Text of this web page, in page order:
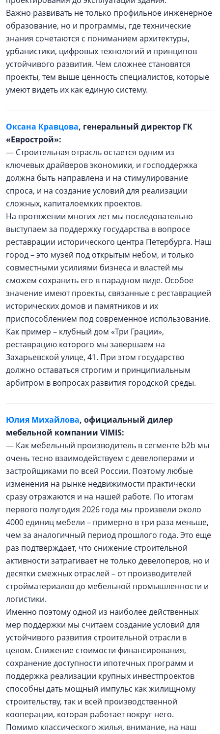
Важно развивать не только профильное инженерное
образование, но и программы, где технические
знания сочетаются с пониманием архитектуры,
урбанистики, цифровых технологий и принципов
устойчивого развития. Чем сложнее становятся
проекты, тем выше ценность специалистов, которые
умеют видеть их как единую систему.
Оксана Кравцова, генеральный директор ГК
«Еврострой»:
— Строительная отрасль остается одним из
ключевых драйверов экономики, и господдержка
должна быть направлена и на стимулирование
спроса, и на создание условий для реализации
сложных, капиталоемких проектов.
На протяжении многих лет мы последовательно
выступаем за поддержку государства в вопросе
реставрации исторического центра Петербурга. Наш
город – это музей под открытым небом, и только
совместными усилиями бизнеса и властей мы
сможем сохранить его в парадном виде. Особое
значение имеют проекты, связанные с реставрацией
исторических домов и памятников и их
приспособлением под современное использование.
Как пример – клубный дом «Три Грации»,
реставрацию которого мы завершаем на
Захарьевской улице, 41. При этом государство
должно оставаться строгим и принципиальным
арбитром в вопросах развития городской среды.
Юлия Михайлова, официальный дилер
мебельной компании VIMIS:
— Как мебельный производитель в сегменте b2b мы
очень тесно взаимодействуем с девелоперами и
застройщиками по всей России. Поэтому любые
изменения на рынке недвижимости практически
сразу отражаются и на нашей работе. По итогам
первого полугодия 2026 года мы произвели около
4000 единиц мебели – примерно в три раза меньше,
чем за аналогичный период прошлого года. Это еще
раз подтверждает, что снижение строительной
активности затрагивает не только девелоперов, но и
десятки смежных отраслей – от производителей
стройматериалов до мебельной промышленности и
логистики.
Именно поэтому одной из наиболее действенных
мер поддержки мы считаем создание условий для
устойчивого развития строительной отрасли в
целом. Снижение стоимости финансирования,
сохранение доступности ипотечных программ и
поддержка реализации крупных инвестпроектов
способны дать мощный импульс как жилищному
строительству, так и всей производственной
кооперации, которая работает вокруг него.
Помимо классического жилья, внимание, на наш